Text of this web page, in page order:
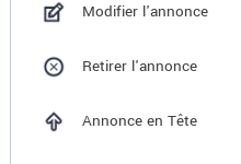
Modifier l'annonce
Retirer l'annonce
Annonce en Tête